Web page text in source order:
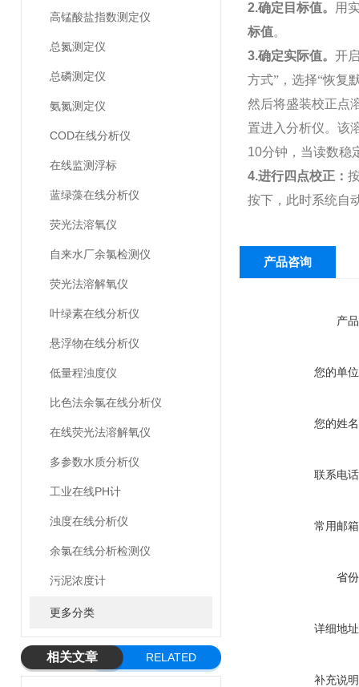
高锰酸盐指数测定仪
总氮测定仪
总磷测定仪
氨氮测定仪
COD在线分析仪
在线监测浮标
蓝绿藻在线分析仪
荧光法溶氧仪
自来水厂余氯检测仪
荧光法溶解氧仪
叶绿素在线分析仪
悬浮物在线分析仪
低量程浊度仪
比色法余氯在线分析仪
在线荧光法溶解氧仪
多参数水质分析仪
工业在线PH计
浊度在线分析仪
余氯在线分析检测仪
污泥浓度计
更多分类
相关文章
RELATED
2.确定目标值。
用
标值。
3.确定实际值。 开
方式”，选择“恢复
然后将盛装校正点
置进入分析仪。该
10分钟，当读数稳
4.进行四点校正：
按下，此时系统自
产品咨询
产
您的单
您的姓
联系电
常用邮
省
详细地
补充说